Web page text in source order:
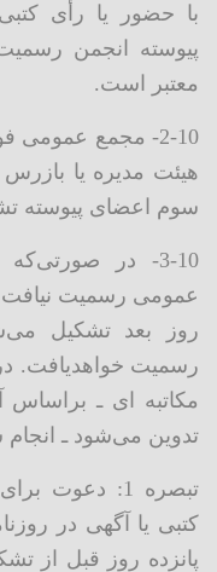
با حضور یا رأی
پیوسته انجمن
معتبر است.
2-10- مجمع
هیئت مدیره یا
سوم اعضای پیوسته
3-10- در
عمومی رسمیت
روز بعد تشکیل
رسمیت خواهدیافت.
مکاتبه ای ـ براساس
تدوین می‌شود ـ
تبصره 1:
کتبی یا آگهی در
پانزده روز قبل از